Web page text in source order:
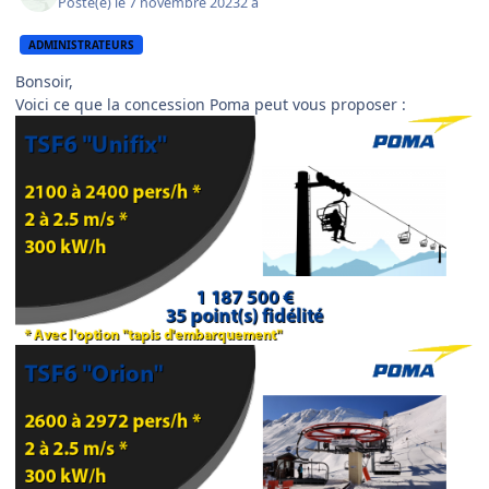
ADMINISTRATEURS
Bonsoir,
Voici ce que la concession Poma peut vous proposer :